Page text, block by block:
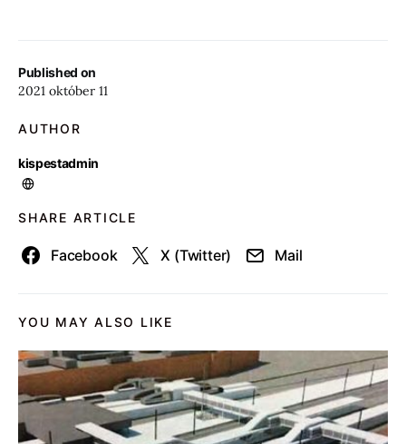
Published on
2021 október 11
AUTHOR
kispestadmin
SHARE ARTICLE
Facebook X (Twitter) Mail
YOU MAY ALSO LIKE